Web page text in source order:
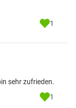
1
sehr zufrieden.
1